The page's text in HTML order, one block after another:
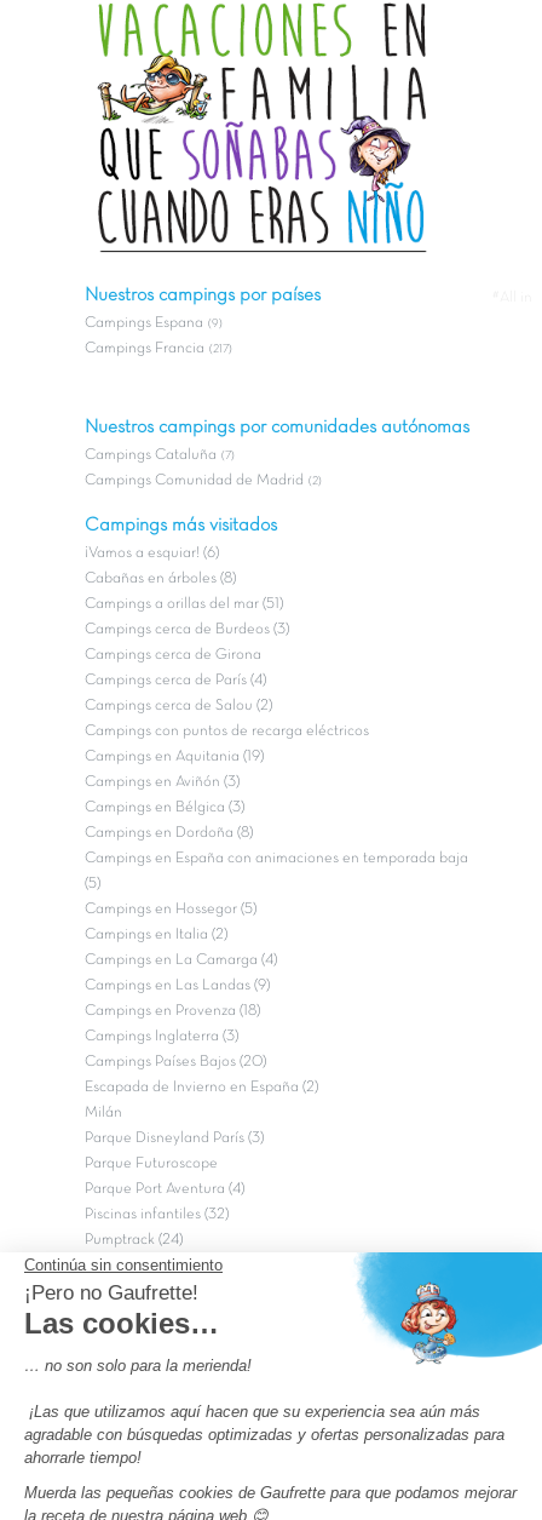
Nuestros campings por países
Campings Espana (9)
Campings Francia (217)
Nuestros campings por comunidades autónomas
Campings Cataluña (7)
Campings Comunidad de Madrid (2)
Campings más visitados
¡Vamos a esquiar! (6)
Cabañas en árboles (8)
Campings a orillas del mar (51)
Campings cerca de Burdeos (3)
Campings cerca de Girona
Campings cerca de París (4)
Campings cerca de Salou (2)
Campings con puntos de recarga eléctricos
Campings en Aquitania (19)
Campings en Aviñón (3)
Campings en Bélgica (3)
Campings en Dordoña (8)
Campings en España con animaciones en temporada baja
(5)
Campings en Hossegor (5)
Campings en Italia (2)
Campings en La Camarga (4)
Campings en Las Landas (9)
Campings en Provenza (18)
Campings Inglaterra (3)
Campings Países Bajos (20)
Escapada de Invierno en España (2)
Milán
Parque Disneyland París (3)
Parque Futuroscope
Parque Port Aventura (4)
Piscinas infantiles (32)
Pumptrack (24)
Puy du Fou (2)
Roma
Semana Santa (17)
Campings de 4 estrellas en Francia
Los camping con piscinas en Francia
Camping Barcelona
Camping Murcia
Camping Costa Brava